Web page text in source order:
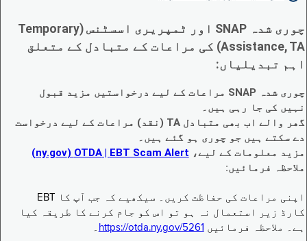
چوری شدہ SNAP اور ٹمپریری اسسٹنس (Temporary
Assistance, TA) کی مراعات کے متبادل کے متعلق
اہم تبدیلیاں:
چوری شدہ SNAP مراعات کے لیے درخواستیں مزید قبول
نہیں کی جا رہی ہیں۔
گھر والے اب بھی متبادل TA (نقد) مراعات کے لیے درخواست
دے سکتے ہیں جو چوری ہو گئے ہیں۔
مزید معلومات کے لیے، EBT Scam Alert ‏| OTDA ‏(ny.gov)
ملاحظہ فرمائیں:
اپنی مراعات کی حفاظت کریں۔ سیکھیے کہ جب آپ کا EBT
کارڈ زیر استعمال نہ ہو تو اس کو جام کرنے کا طریقہ کیا
ہے۔ ملاحظہ فرمائیں https://otda.ny.gov/5261 ۔